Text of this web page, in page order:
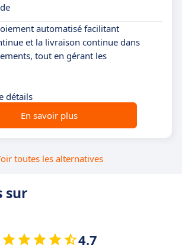
automatisé facilitant
et la livraison continue dans
tout en gérant les
détails
En savoir plus
toutes les alternatives
sur
4.7